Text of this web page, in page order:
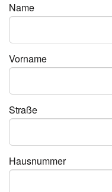
Name
Vorname
Straße
Hausnummer